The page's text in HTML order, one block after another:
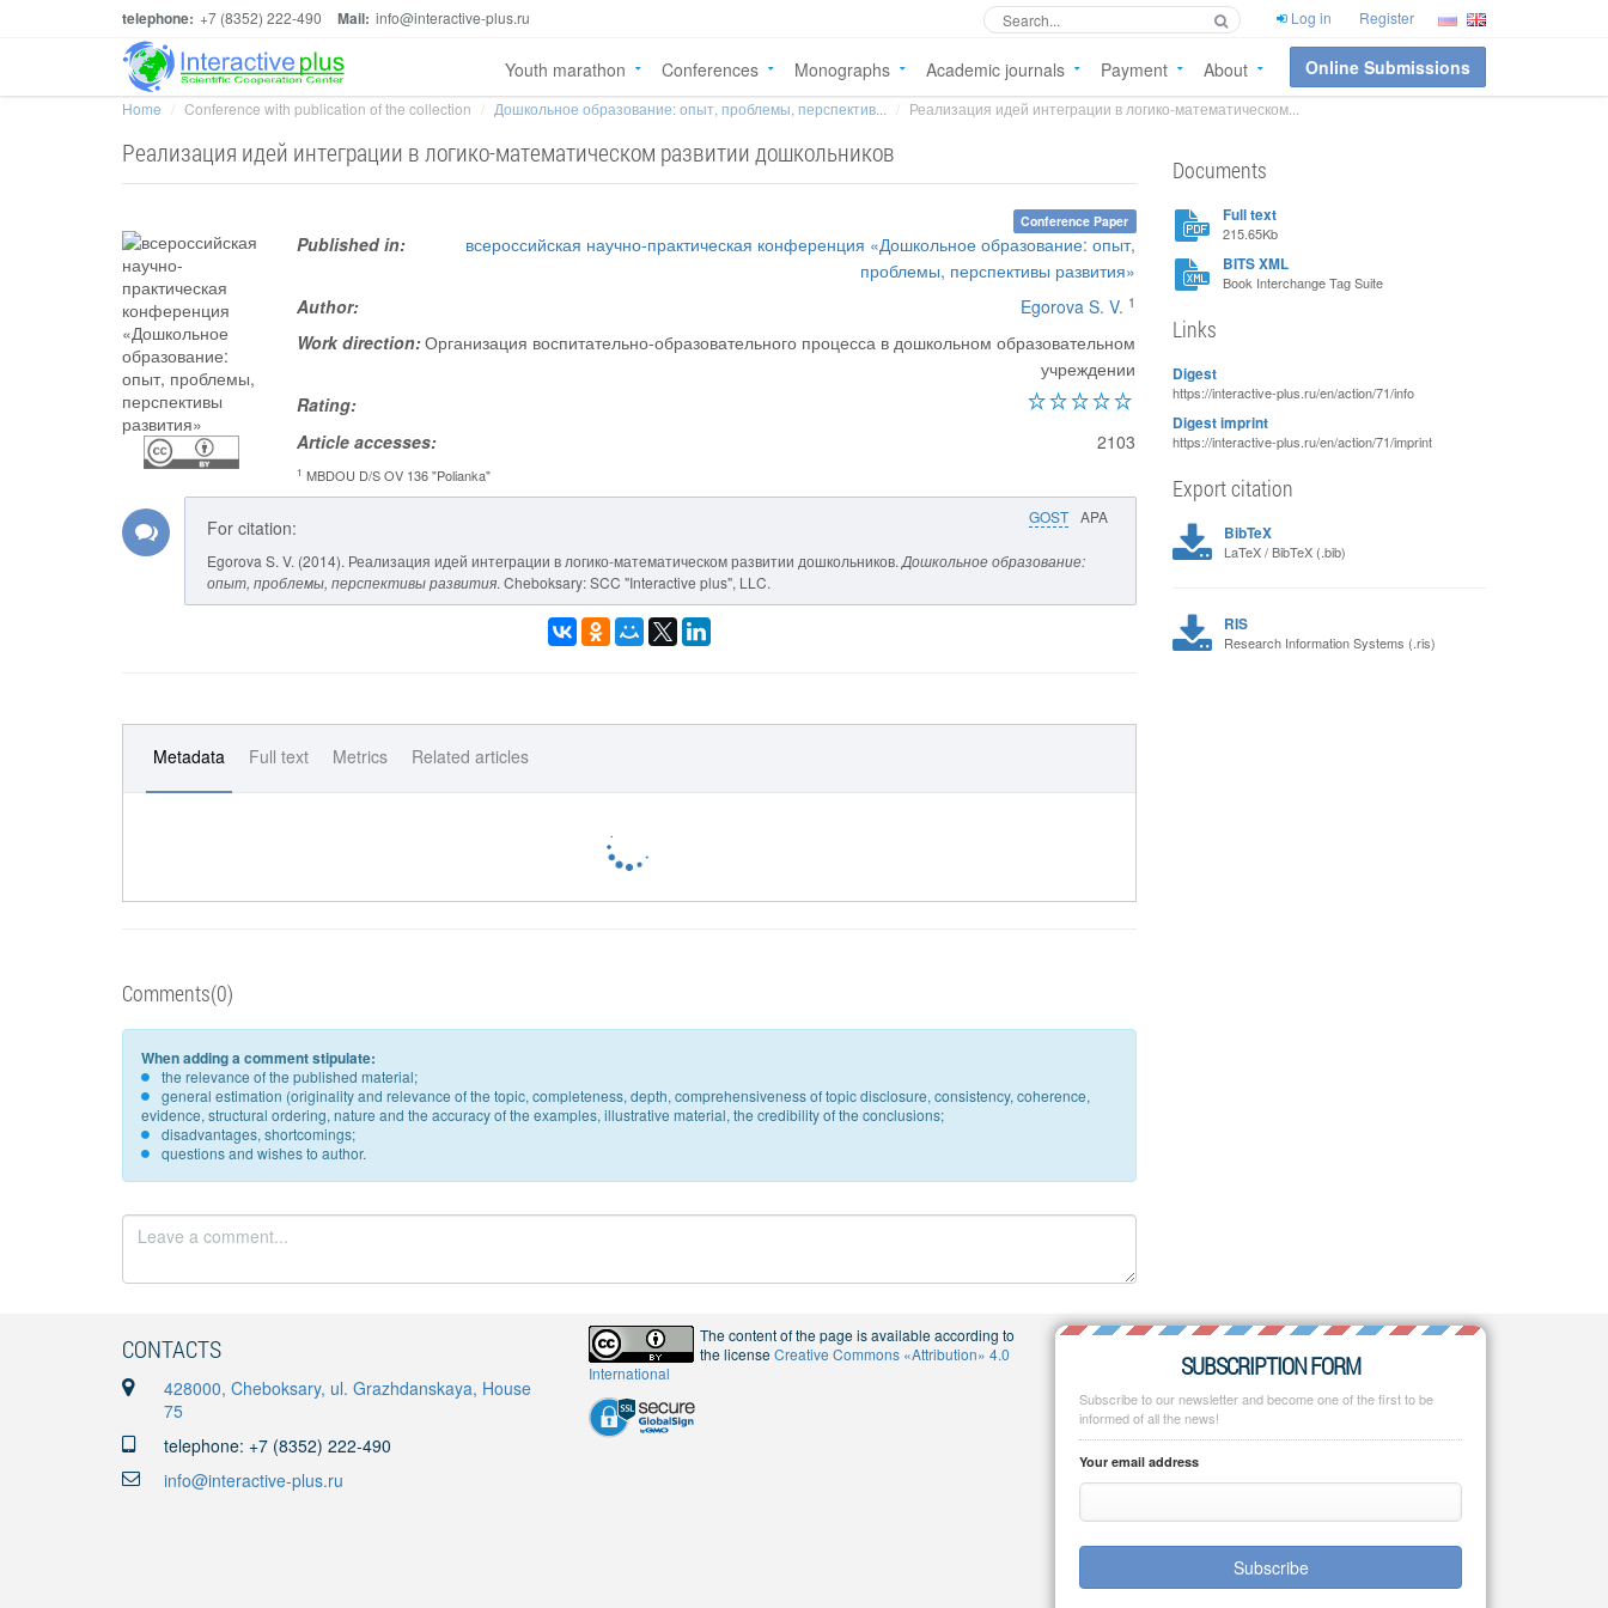
telephone: +7 (8352) 222-490 Mail: info@interactive-plus.ru Log in Register
Youth marathon Conferences Monographs Academic journals Payment About Online Submissions
Home Conference with publication of the collection Дошкольное образование: опыт, проблемы, перспектив... Реализация идей интеграции в логико-математическом...
Реализация идей интеграции в логико-математическом развитии дошкольников
Conference Paper
Published in:
всероссийская научно-практическая конференция «Дошкольное образование: опыт,
проблемы, перспективы развития»
Author:
Egorova S. V. 1
Work direction:Организация воспитательно-образовательного процесса в дошкольном образовательном
учреждении
Rating:
Article accesses:
2103
1 MBDOU D/S OV 136 "Polianka"
GOST APA
For citation:
Egorova S. V. (2014). Реализация идей интеграции в логико-математическом развитии дошкольников. Дошкольное образование:
опыт, проблемы, перспективы развития. Cheboksary: SCC "Interactive plus", LLC.
Metadata Full text Metrics Related articles
Comments(0)
When adding a comment stipulate:
the relevance of the published material;
general estimation (originality and relevance of the topic, completeness, depth, comprehensiveness of topic disclosure, consistency, coherence,
evidence, structural ordering, nature and the accuracy of the examples, illustrative material, the credibility of the conclusions;
disadvantages, shortcomings;
questions and wishes to author.
Documents
Full text
215.65Kb
BITS XML
Book Interchange Tag Suite
Links
Digest
https://interactive-plus.ru/en/action/71/info
Digest imprint
https://interactive-plus.ru/en/action/71/imprint
Export citation
BibTeX
LaTeX / BibTeX (.bib)
RIS
Research Information Systems (.ris)
CONTACTS
428000, Cheboksary, ul. Grazhdanskaya, House
75
telephone: +7 (8352) 222-490
info@interactive-plus.ru
The content of the page is available according to
the licenseCreative Commons «Attribution» 4.0
International
SUBSCRIPTION FORM
Subscribe to our newsletter and become one of the first to be
informed of all the news!
Your email address
Subscribe